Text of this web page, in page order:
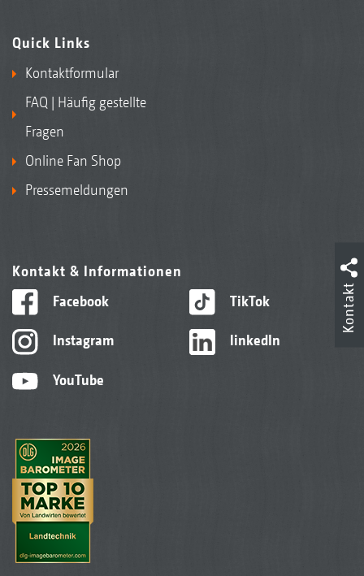
Quick Links
Kontaktformular
FAQ | Häufig gestellte
Fragen
Online Fan Shop
Pressemeldungen
Kontakt & Informationen
Facebook
Instagram
YouTube
TikTok
linkedIn
Kontakt